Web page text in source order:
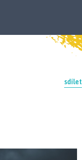
sdílet